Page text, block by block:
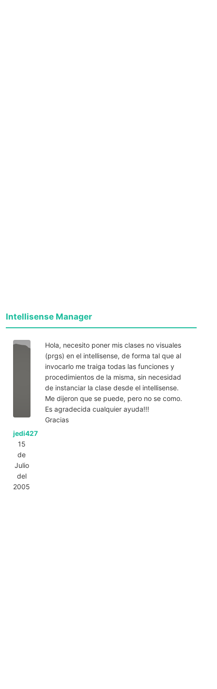
Intellisense Manager
jedi427
15
de
Julio
del
2005
Hola, necesito poner mis clases no visuales
(prgs) en el intellisense, de forma tal que al
invocarlo me traiga todas las funciones y
procedimientos de la misma, sin necesidad
de instanciar la clase desde el intellisense.
Me dijeron que se puede, pero no se como.
Es agradecida cualquier ayuda!!!
Gracias